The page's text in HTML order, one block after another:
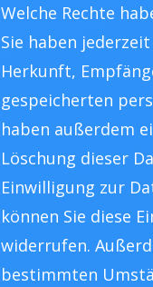
Welche Rechte
Sie haben
Herkunft,
gespeicherten
haben außerdem
Löschung dieser
Einwilligung zur
können Sie diese
widerrufen.
bestimmten